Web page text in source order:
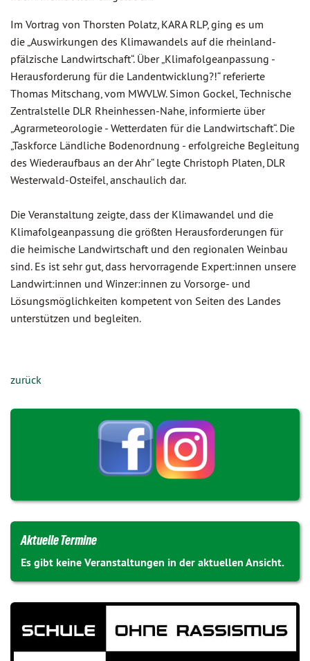
Im Vortrag von Thorsten Polatz, KARA RLP, ging es um
die „Auswirkungen des Klimawandels auf die rheinland-
pfälzische Landwirtschaft“. Über „Klimafolgeanpassung -
Herausforderung für die Landentwicklung?!“ referierte
Thomas Mitschang, vom MWVLW. Simon Gockel, Technische
Zentralstelle DLR Rheinhessen-Nahe, informierte über
„Agrarmeteorologie - Wetterdaten für die Landwirtschaft“. Die
„Taskforce Ländliche Bodenordnung - erfolgreiche Begleitung
des Wiederaufbaus an der Ahr“ legte Christoph Platen, DLR
Westerwald-Osteifel, anschaulich dar.
Die Veranstaltung zeigte, dass der Klimawandel und die
Klimafolgeanpassung die größten Herausforderungen für
die heimische Landwirtschaft und den regionalen Weinbau
sind. Es ist sehr gut, dass hervorragende Expert:innen unsere
Landwirt:innen und Winzer:innen zu Vorsorge- und
Lösungsmöglichkeiten kompetent von Seiten des Landes
unterstützen und begleiten.
zurück
Aktuelle Termine
Es gibt keine Veranstaltungen in der aktuellen Ansicht.